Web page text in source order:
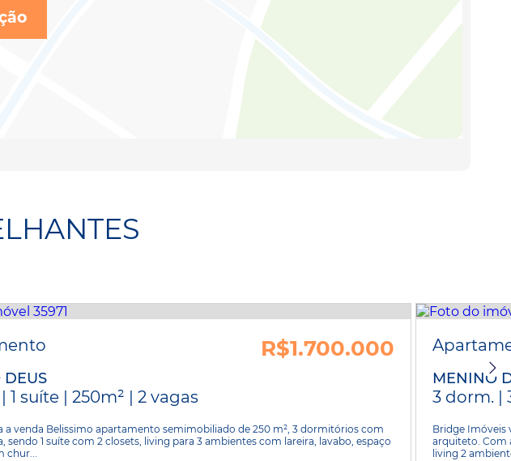
R$1.700.000
1 suíte | 250m² | 2 vagas
a venda Belissimo apartamento semimobiliado de 250 m², 3 dormitórios com
sendo 1 suíte com 2 closets, living para 3 ambientes com lareira, lavabo, espaço
chur...
MENINO
3 dorm. |
Bridge Imóveis
arquiteto. Com
living 2